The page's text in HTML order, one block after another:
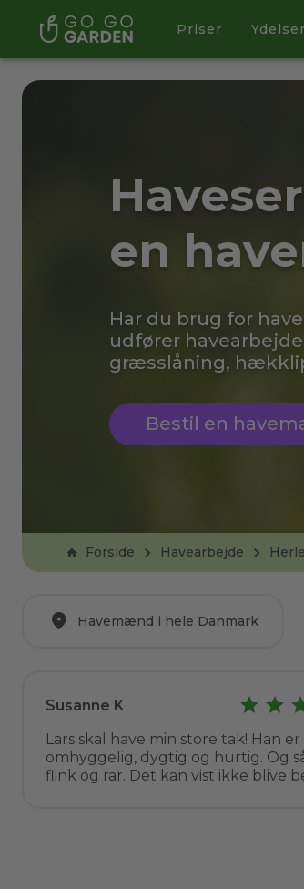
Priser Ydelser
en
Har du brug for
udfører
græsslåning,
Bestil en
Forside Havearbejde
Havemænd i hele Danmark
Susanne K
Lars skal have min store tak! Han er
omhyggelig, dygtig og hurtig. Og
flink og rar. Det kan vist ikke blive